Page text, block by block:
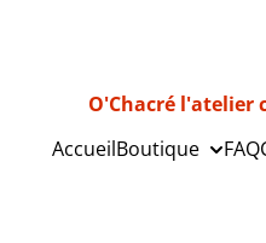
O'Chacré l'atelier
AccueilBoutique FAQ